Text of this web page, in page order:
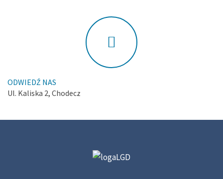
ODWIEDŹ NAS
Ul. Kaliska 2, Chodecz